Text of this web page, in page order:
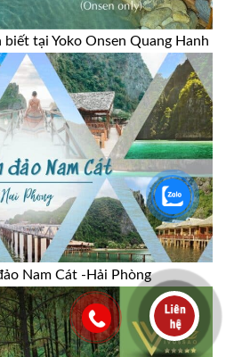
biết tại Yoko Onsen Quang Hanh
Nam Cát -Hải Phòng